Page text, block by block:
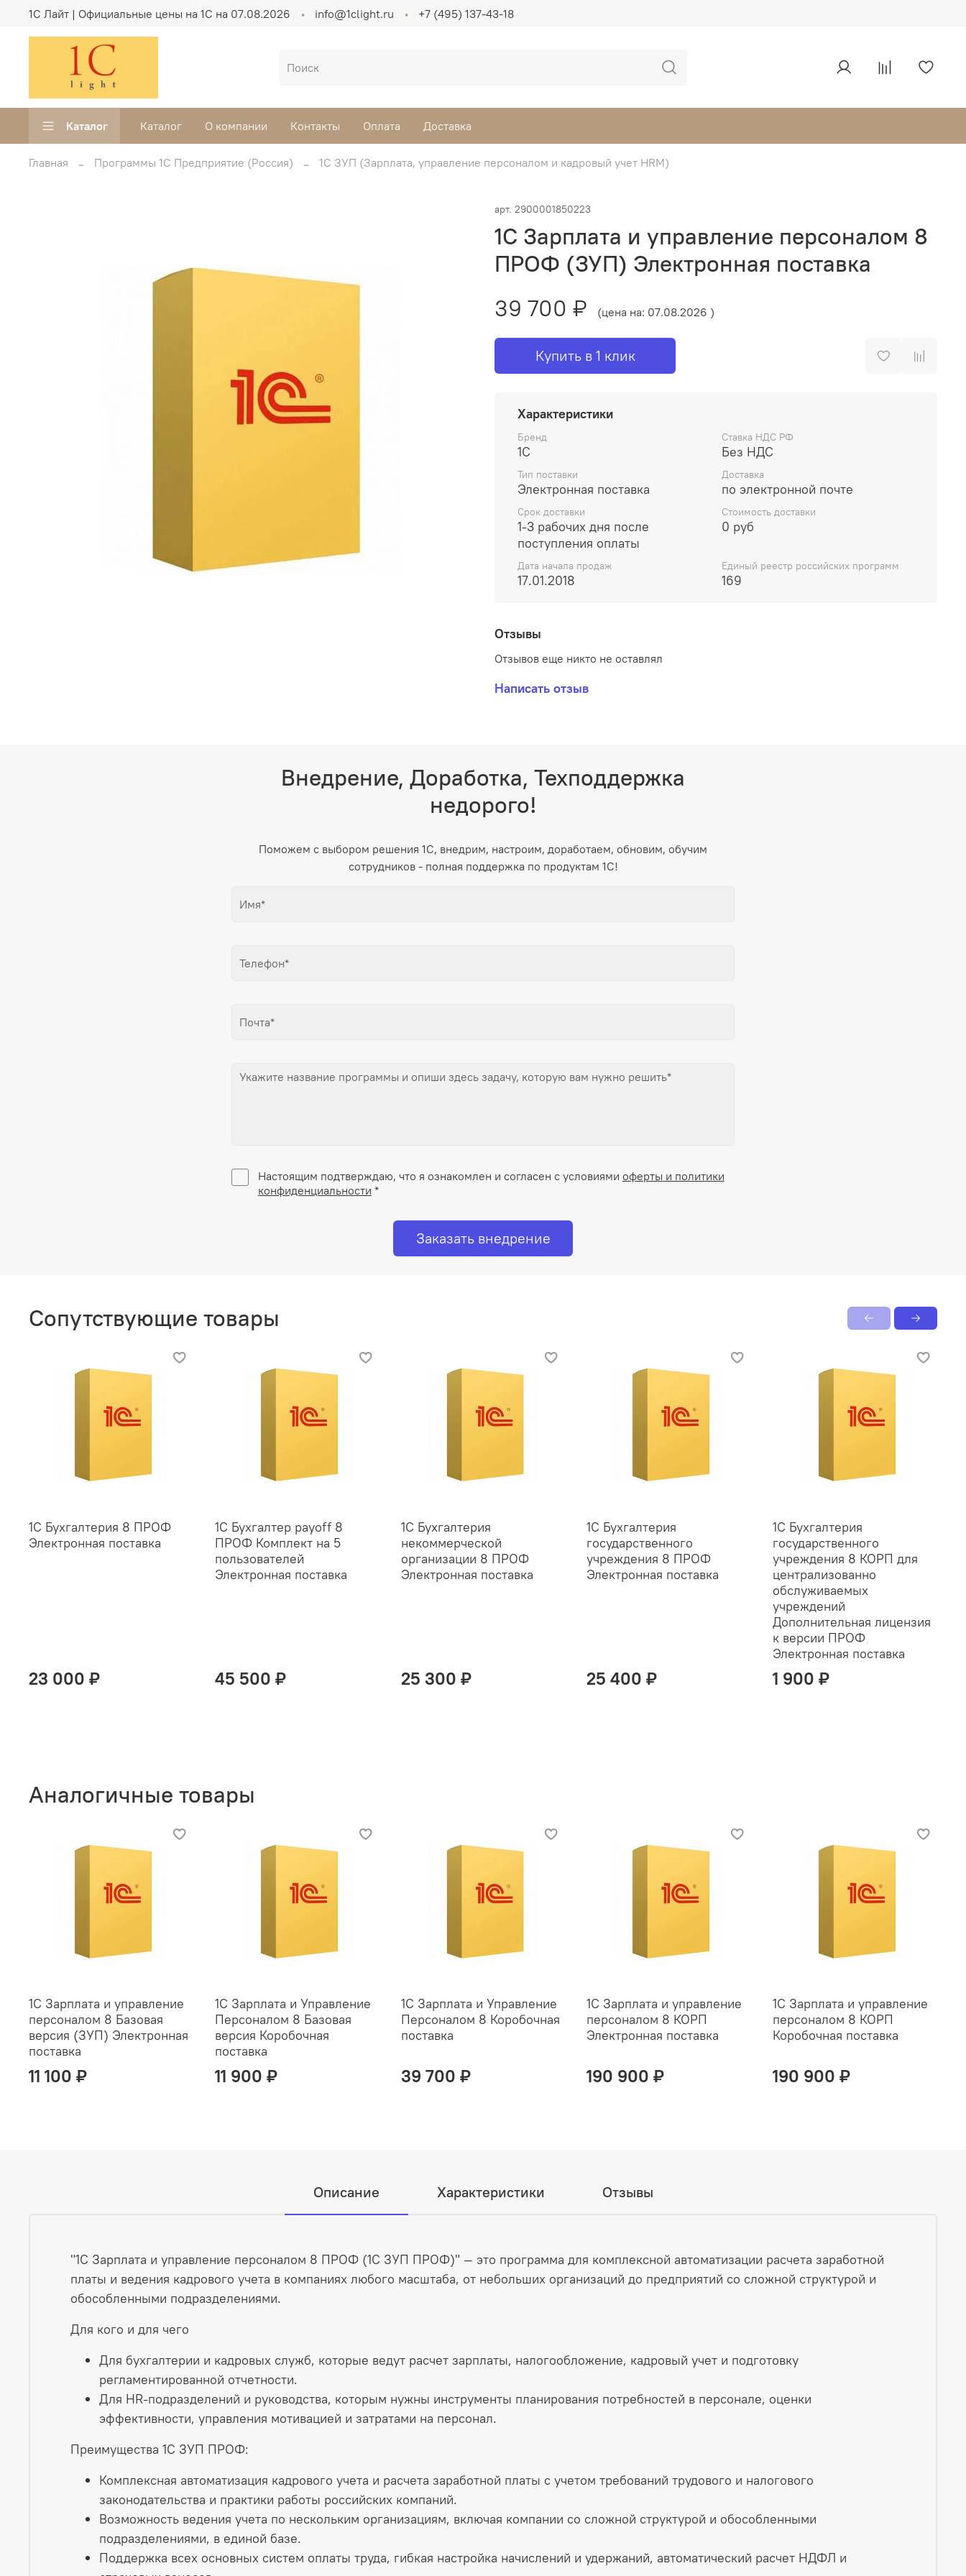
1C Лайт | Официальные цены на 1С на 07.08.2026 info@1clight.ru +7 (495) 137-43-18
Каталог Каталог О компании Контакты Оплата Доставка
Главная Программы 1С Предприятие (Россия) 1С ЗУП (Зарплата, управление персоналом и кадровый учет HRM)
арт. 2900001850223
1С Зарплата и управление персоналом 8
ПРОФ (ЗУП) Электронная поставка
39 700 ₽
(цена на: 07.08.2026 )
Купить в 1 клик
Характеристики
Бренд
1С
Ставка НДС РФ
Без НДС
Тип поставки
Электронная поставка
Доставка
по электронной почте
Срок доставки
1-3 рабочих дня после
поступления оплаты
Стоимость доставки
0 руб
Дата начала продаж
17.01.2018
Единый реестр российских программ
169
Отзывы
Отзывов еще никто не оставлял
Написать отзыв
Внедрение, Доработка, Техподдержка
недорого!
Поможем с выбором решения 1С, внедрим, настроим, доработаем, обновим, обучим
сотрудников - полная поддержка по продуктам 1С!
Настоящим подтверждаю, что я ознакомлен и согласен с условиями оферты и политики
конфиденциальности *
Заказать внедрение
Сопутствующие товары
1С Бухгалтерия 8 ПРОФ
Электронная поставка
23 000 ₽
1С Бухгалтер payoff 8
ПРОФ Комплект на 5
пользователей
Электронная поставка
45 500 ₽
1С Бухгалтерия
некоммерческой
организации 8 ПРОФ
Электронная поставка
25 300 ₽
1С Бухгалтерия
государственного
учреждения 8 ПРОФ
Электронная поставка
25 400 ₽
1С Бухгалтерия
государственного
учреждения 8 КОРП для
централизованно
обслуживаемых
учреждений
Дополнительная лицензия
к версии ПРОФ
Электронная поставка
1 900 ₽
Аналогичные товары
1С Зарплата и управление
персоналом 8 Базовая
версия (ЗУП) Электронная
поставка
11 100 ₽
1С Зарплата и Управление
Персоналом 8 Базовая
версия Коробочная
поставка
11 900 ₽
1С Зарплата и Управление
Персоналом 8 Коробочная
поставка
39 700 ₽
1С Зарплата и управление
персоналом 8 КОРП
Электронная поставка
190 900 ₽
1С Зарплата и управление
персоналом 8 КОРП
Коробочная поставка
190 900 ₽
Описание Характеристики Отзывы
"1С Зарплата и управление персоналом 8 ПРОФ (1С ЗУП ПРОФ)" — это программа для комплексной автоматизации расчета заработной
платы и ведения кадрового учета в компаниях любого масштаба, от небольших организаций до предприятий со сложной структурой и
обособленными подразделениями.
Для кого и для чего
Для бухгалтерии и кадровых служб, которые ведут расчет зарплаты, налогообложение, кадровый учет и подготовку
регламентированной отчетности.
Для HR‑подразделений и руководства, которым нужны инструменты планирования потребностей в персонале, оценки
эффективности, управления мотивацией и затратами на персонал.
Преимущества 1С ЗУП ПРОФ:
Комплексная автоматизация кадрового учета и расчета заработной платы с учетом требований трудового и налогового
законодательства и практики работы российских компаний.
Возможность ведения учета по нескольким организациям, включая компании со сложной структурой и обособленными
подразделениями, в единой базе.
Поддержка всех основных систем оплаты труда, гибкая настройка начислений и удержаний, автоматический расчет НДФЛ и